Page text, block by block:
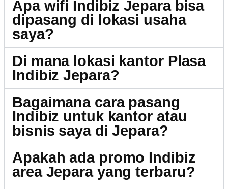
Apa wifi Indibiz Jepara bisa
dipasang di lokasi usaha
saya?
Di mana lokasi kantor Plasa
Indibiz Jepara?
Bagaimana cara pasang
Indibiz untuk kantor atau
bisnis saya di Jepara?
Apakah ada promo Indibiz
area Jepara yang terbaru?